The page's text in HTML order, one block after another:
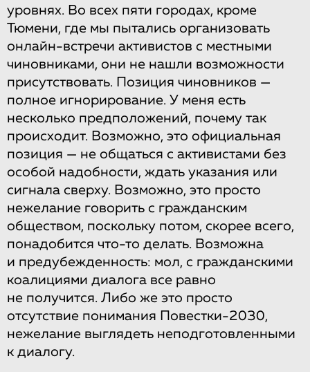
уровнях. Во всех пяти городах, кроме
Тюмени, где мы пытались организовать
онлайн-встречи активистов с местными
чиновниками, они не нашли возможности
присутствовать. Позиция чиновников —
полное игнорирование. У меня есть
несколько предположений, почему так
происходит. Возможно, это официальная
позиция — не общаться с активистами без
особой надобности, ждать указания или
сигнала сверху. Возможно, это просто
нежелание говорить с гражданским
обществом, поскольку потом, скорее всего,
понадобится что-то делать. Возможна
и предубежденность: мол, с гражданскими
коалициями диалога все равно
не получится. Либо же это просто
отсутствие понимания Повестки-2030,
нежелание выглядеть неподготовленными
к диалогу.